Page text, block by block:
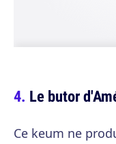
Le butor
Ce keum ne